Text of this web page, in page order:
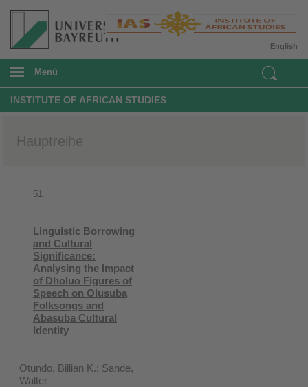
English
Menü
INSTITUTE OF AFRICAN STUDIES
Hauptreihe
51
Linguistic Borrowing
and Cultural
Significance:
Analysing the Impact
of Dholuo Figures of
Speech on Olusuba
Folksongs and
Abasuba Cultural
Identity
Otundo, Billian K.; Sande,
Walter